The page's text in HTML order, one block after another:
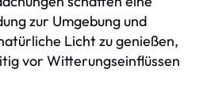
zur Umgebung und
Licht zu genießen,
vor Witterungseinflüssen